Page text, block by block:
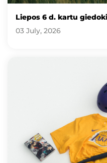
Liepos 6 d. kartu
03 July, 2026